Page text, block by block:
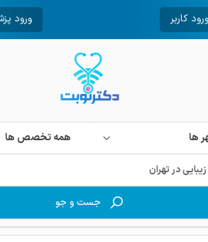
ورود کاربر ورود
ها همه تخصص ها
جست و جو